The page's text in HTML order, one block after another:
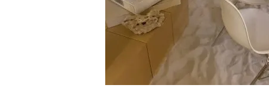
韓国語お役立ちコラム